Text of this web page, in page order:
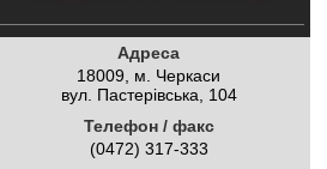
Адреса
18009, м. Черкаси
вул. Пастерівська, 104
Телефон / факс
(0472) 317-333